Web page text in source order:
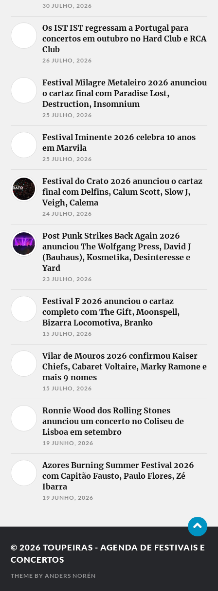
30 JULHO, 2026
Os IST IST regressam a Portugal para
concertos em outubro no Hard Club e RCA
Club
26 JULHO, 2026
Festival Milagre Metaleiro 2026 anunciou
o cartaz final com Paradise Lost,
Destruction, Insomnium
25 JULHO, 2026
Festival Iminente 2026 celebra 10 anos
em Marvila
25 JULHO, 2026
Festival do Crato 2026 anunciou o cartaz
final com Delfins, Calum Scott, Slow J,
Veigh, Calema
24 JULHO, 2026
Post Punk Strikes Back Again 2026
anunciou The Wolfgang Press, David J
(Bauhaus), Kosmetika, Desinteresse e
Yard
23 JULHO, 2026
Festival F 2026 anunciou o cartaz
completo com The Gift, Moonspell,
Bizarra Locomotiva, Branko
15 JULHO, 2026
Vilar de Mouros 2026 confirmou Kaiser
Chiefs, Cabaret Voltaire, Marky Ramone e
mais 9 nomes
15 JULHO, 2026
Ronnie Wood dos Rolling Stones
anunciou um concerto no Coliseu de
Lisboa em setembro
19 JUNHO, 2026
Azores Burning Summer Festival 2026
com Capitão Fausto, Paulo Flores, Zé
Ibarra
19 JUNHO, 2026
© 2026TOUPEIRAS - AGENDA DE FESTIVAIS E
CONCERTOS
THEME BYANDERS NORÉN